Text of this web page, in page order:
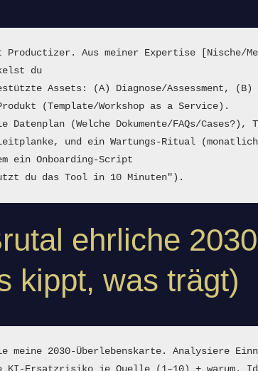
Productizer. Aus meiner Expertise [Nische/
du
Assets: (A) Diagnose/Assessment, (B)
(Template/Workshop as a Service).
Datenplan (Welche Dokumente/FAQs/Cases?),
und ein Wartungs-Ritual
ein Onboarding-Script
du das Tool in 10 Minuten").
ehrliche
kippt, was trägt)
meine 2030-Überlebenskarte. Analysiere